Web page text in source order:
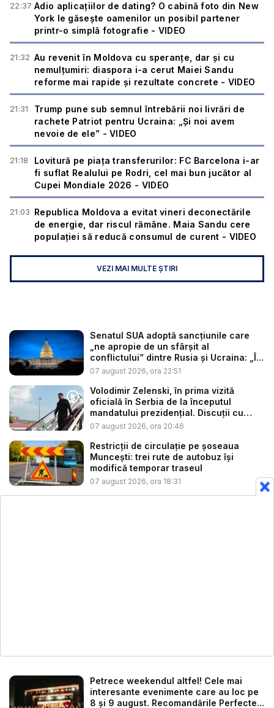
22:37 Adio aplicațiilor de dating? O cabină foto din New
York le găsește oamenilor un posibil partener
printr-o simplă fotografie - VIDEO
21:32 Au revenit în Moldova cu speranțe, dar și cu
nemulțumiri: diaspora i-a cerut Maiei Sandu
reforme mai rapide și rezultate concrete - VIDEO
21:31
Trump pune sub semnul întrebării noi livrări de
rachete Patriot pentru Ucraina: „Și noi avem
nevoie de ele” - VIDEO
21:18
Lovitură pe piața transferurilor: FC Barcelona i-ar
fi suflat Realului pe Rodri, cel mai bun jucător al
Cupei Mondiale 2026 - VIDEO
21:03 Republica Moldova a evitat vineri deconectările
de energie, dar riscul rămâne. Maia Sandu cere
populației să reducă consumul de curent - VIDEO
VEZI MAI MULTE ȘTIRI
Senatul SUA adoptă sancțiunile care
„ne apropie de un sfârșit al
conflictului” dintre Rusia și Ucraina: „Î...
07 august 2026, ora 22:51
Volodimir Zelenski, în prima vizită
oficială în Serbia de la începutul
mandatului prezidențial. Discuții cu
Vuč...
07 august 2026, ora 20:46
Restricții de circulație pe șoseaua
Muncești: trei rute de autobuz își
modifică temporar traseul
07 august 2026, ora 18:31
Petrece weekendul altfel! Cele mai
interesante evenimente care au loc pe
8 și 9 august. Recomandările Perfecte...